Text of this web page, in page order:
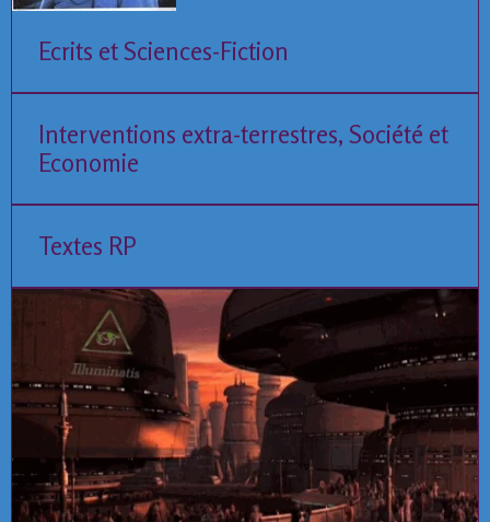
Ecrits et Sciences-Fiction
Interventions extra-terrestres, Société et
Economie
Textes RP